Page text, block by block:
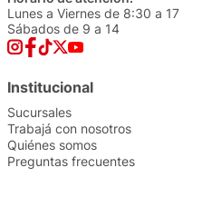
Lunes a Viernes de 8:30 a 17
Sábados de 9 a 14
Institucional
Sucursales
Trabajá con nosotros
Quiénes somos
Preguntas frecuentes